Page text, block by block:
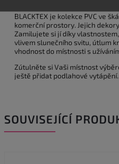
BLACKTEX je kolekce PVC ve
komerční prostory. Jejich
Zamilujete si jí díky
vlivem slunečního svitu, útlum
vhodnost do místnosti s
Zútulněte si Vaši místnost
ještě přidat podlahové vytápění.
SOUVISEJÍCÍ